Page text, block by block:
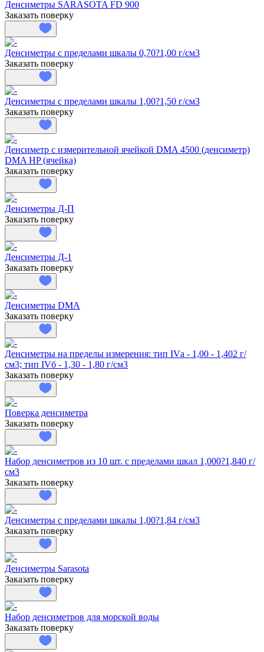
Денсиметры SARASOTA FD 900
Заказать поверку
Денсиметры с пределами шкалы 0,70?1,00 г/см3
Заказать поверку
Денсиметры с пределами шкалы 1,00?1,50 г/см3
Заказать поверку
Денсиметр с измерительной ячейкой DMA 4500 (денсиметр)
DMA HP (ячейка)
Заказать поверку
Денсиметры Д-П
Заказать поверку
Денсиметры Д-1
Заказать поверку
Денсиметры DMA
Заказать поверку
Денсиметры на пределы измерения: тип IVа - 1,00 - 1,402 г/
см3; тип IVб - 1,30 - 1,80 г/см3
Заказать поверку
Поверка денсиметра
Заказать поверку
Набор денсиметров из 10 шт. с пределами шкал 1,000?1,840 г/
см3
Заказать поверку
Денсиметры с пределами шкалы 1,00?1,84 г/см3
Заказать поверку
Денсиметры Sarasota
Заказать поверку
Набор денсиметров для морской воды
Заказать поверку